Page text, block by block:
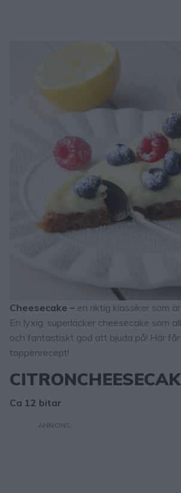
Cheesecake – en riktig klassiker som
En lyxig, superläcker cheesecake som
och fantastiskt god att bjuda på! Här
toppenrecept!
Ca 12 bitar